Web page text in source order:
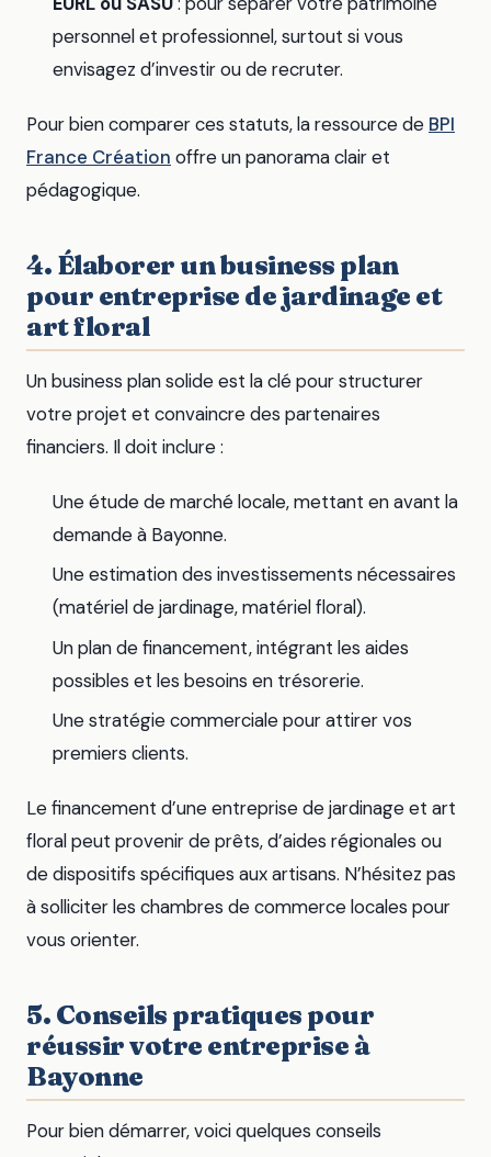
personnel et professionnel, surtout si vous
envisagez d’investir ou de recruter.
Pour bien comparer ces statuts, la ressource de BPI
France Création offre un panorama clair et
pédagogique.
4. Élaborer un business plan
pour entreprise de jardinage et
art floral
Un business plan solide est la clé pour structurer
votre projet et convaincre des partenaires
financiers. Il doit inclure :
Une étude de marché locale, mettant en avant la
demande à Bayonne.
Une estimation des investissements nécessaires
(matériel de jardinage, matériel floral).
Un plan de financement, intégrant les aides
possibles et les besoins en trésorerie.
Une stratégie commerciale pour attirer vos
premiers clients.
Le financement d’une entreprise de jardinage et art
floral peut provenir de prêts, d’aides régionales ou
de dispositifs spécifiques aux artisans. N’hésitez pas
à solliciter les chambres de commerce locales pour
vous orienter.
5. Conseils pratiques pour
réussir votre entreprise à
Bayonne
Pour bien démarrer, voici quelques conseils